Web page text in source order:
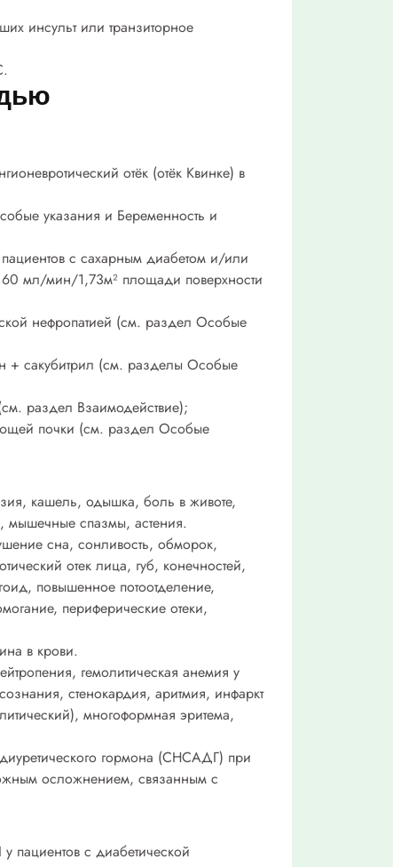
инсульт или транзиторное
отёк (отёк Квинке) в
указания и Беременность и
с сахарным диабетом и/или
мл/мин/1,73м² площади поверхности
нефропатией (см. раздел Особые
+ сакубитрил (см. разделы Особые
раздел Взаимодействие);
почки (см. раздел Особые
кашель, одышка, боль в животе,
мышечные спазмы, астения.
сна, сонливость, обморок,
отек лица, губ, конечностей,
повышенное потоотделение,
периферические отеки,
в крови.
гемолитическая анемия у
стенокардия, аритмия, инфаркт
многоформная эритема,
гормона (СНСАДГ) при
осложнением, связанным с
пациентов с диабетической